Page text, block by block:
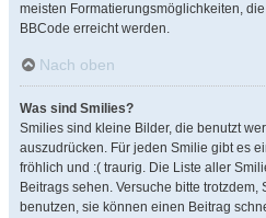
meisten Formatierungsmöglichkeiten,
BBCode erreicht werden.
Nach oben
Was sind Smilies?
Smilies sind kleine Bilder, die benutzt
auszudrücken. Für jeden Smilie gibt es
fröhlich und :( traurig. Die Liste aller
Beitrags sehen. Versuche bitte trotzdem,
benutzen, sie können einen Beitrag